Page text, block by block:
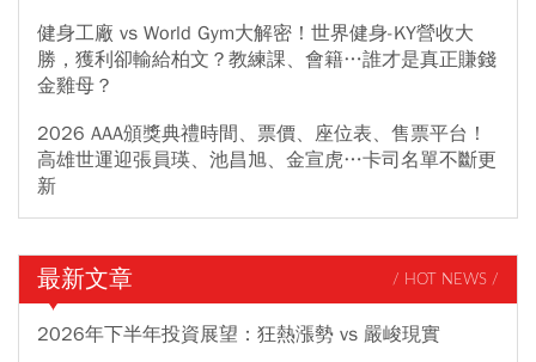
健身工廠 vs World Gym大解密！世界健身-KY營收大
勝，獲利卻輸給柏文？教練課、會籍…誰才是真正賺錢
金雞母？
2026 AAA頒獎典禮時間、票價、座位表、售票平台！
高雄世運迎張員瑛、池昌旭、金宣虎…卡司名單不斷更
新
最新文章 / HOT NEWS /
2026年下半年投資展望：狂熱漲勢 vs 嚴峻現實